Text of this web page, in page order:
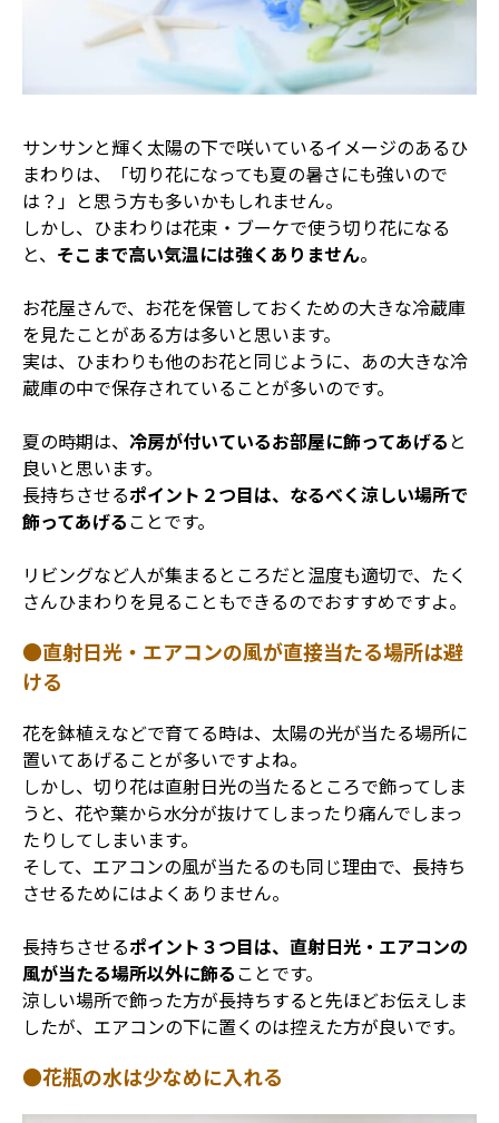
サンサンと輝く太陽の下で咲いているイメージのあるひ
まわりは、「切り花になっても夏の暑さにも強いので
は？」と思う方も多いかもしれません。
しかし、ひまわりは花束・ブーケで使う切り花になる
と、 そこまで高い気温には強くありません。
お花屋さんで、お花を保管しておくための大きな冷蔵庫
を見たことがある方は多いと思います。
実は、ひまわりも他のお花と同じように、あの大きな冷
蔵庫の中で保存されていることが多いのです。
夏の時期は、 冷房が付いているお部屋に飾ってあげる と
良いと思います。
長持ちさせるポイント２つ目は、なるべく涼しい場所で
飾ってあげることです。
リビングなど人が集まるところだと温度も適切で、たく
さんひまわりを見ることもできるのでおすすめですよ。
●直射日光・エアコンの風が直接当たる場所は避
ける
花を鉢植えなどで育てる時は、太陽の光が当たる場所に
置いてあげることが多いですよね。
しかし、切り花は直射日光の当たるところで飾ってしま
うと、花や葉から水分が抜けてしまったり痛んでしまっ
たりしてしまいます。
そして、エアコンの風が当たるのも同じ理由で、長持ち
させるためにはよくありません。
長持ちさせるポイント３つ目は、直射日光・エアコンの
風が当たる場所以外に飾ることです。
涼しい場所で飾った方が長持ちすると先ほどお伝えしま
したが、エアコンの下に置くのは控えた方が良いです。
●花瓶の水は少なめに入れる